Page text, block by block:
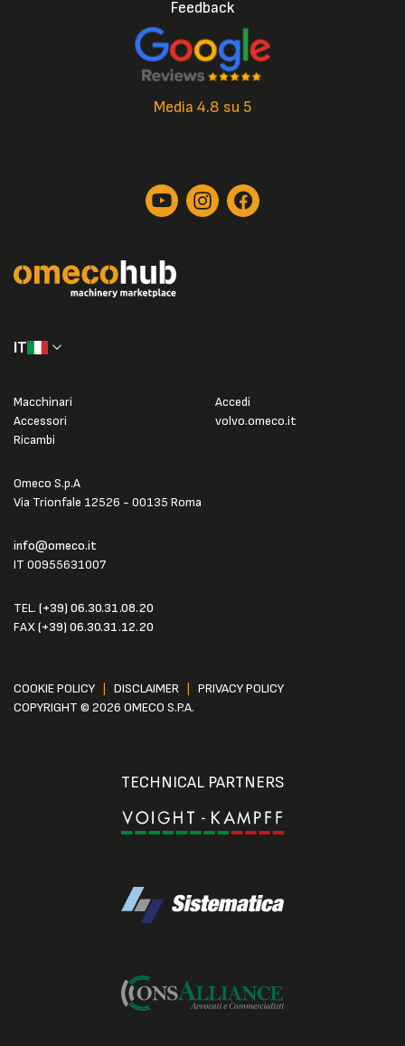
Feedback
Media 4.8 su 5
IT
Omeco S.p.A
Via Trionfale 12526 - 00135 Roma
info@omeco.it
IT 00955631007
TEL. (+39) 06.30.31.08.20
FAX(+39) 06.30.31.12.20
Macchinari
Accessori
Ricambi
Accedi
volvo.omeco.it
COOKIE POLICY DISCLAIMER
PRIVACY POLICY
COPYRIGHT © 2026 OMECO S.P.A.
TECHNICAL PARTNERS